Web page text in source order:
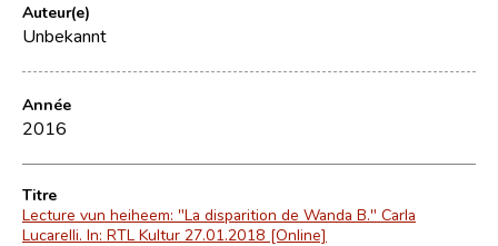
Auteur(e)
Unbekannt
Année
2016
Titre
Lecture vun heiheem: "La disparition de Wanda B." Carla
Lucarelli. In: RTL Kultur 27.01.2018 [Online]